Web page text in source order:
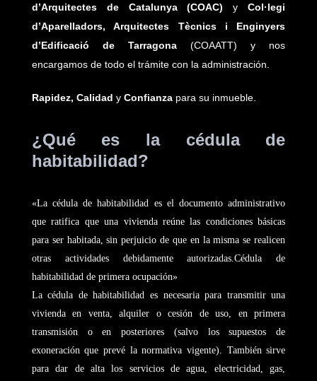
d’Arquitectes de Catalunya (COAC) yCol·legi
d’Aparelladors, Arquitectes Tècnics i Enginyers
d’Edificació de Tarragona(COAATT) y nos
encargamos de todo el trámite con la administración.
Rapidez, Calidad y Confianzapara su inmueble.
¿Qué es la cédula de
habitabilidad?
«La cédula de habitabilidad es el documento administrativo
que ratifica que una vivienda reúne las condiciones básicas
para ser habitada, sin perjuicio de que en la misma se realicen
otras actividades debidamente autorizadas.Cédula de
habitabilidad de primera ocupación»
La cédula de habitabilidad es necesaria para transmitir una
vivienda en venta, alquiler o cesión de uso, en primera
transmisión o en posteriores (salvo los supuestos de
exoneración que prevé la normativa vigente). También sirve
para dar de alta los servicios de agua, electricidad, gas,